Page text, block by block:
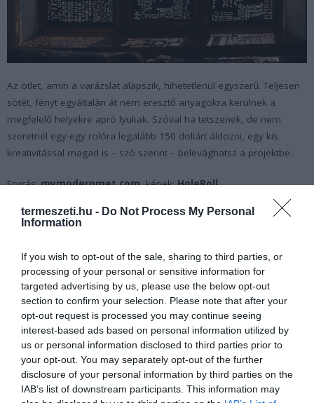
termeszeti.hu - Do Not Process My Personal
Information
If you wish to opt-out of the sale, sharing to third parties, or
processing of your personal or sensitive information for
targeted advertising by us, please use the below opt-out
section to confirm your selection. Please note that after your
opt-out request is processed you may continue seeing
interest-based ads based on personal information utilized by
us or personal information disclosed to third parties prior to
your opt-out. You may separately opt-out of the further
disclosure of your personal information by third parties on the
IAB’s list of downstream participants. This information may
Az ötlet, amin a varázslat alapszik, hihetetlenül egyszerű. Teljesen
sötét, fényt egyáltalán át nem eresztő anyagokra kerülnek a
megfelelő helyekre apró lyukak. Szóval ha tetszenek, de nem
szeretnél egy-egy rolóra legalább 150 dollárt áldozni, egy kis
kreativitással magad is – szó szerint – belevághatsz a projektbe.
Forrás:mymodernmet.com, képek:HoleRoll